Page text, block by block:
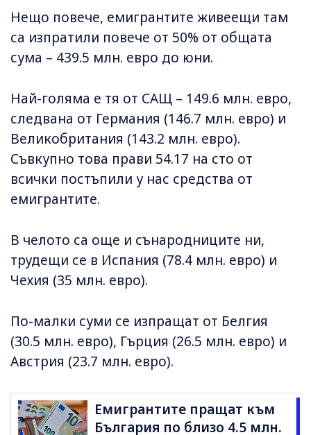
Нещо повече, емигрантите живеещи там
са изпратили повече от 50% от общата
сума – 439.5 млн. евро до юни.
Най-голяма е тя от САЩ – 149.6 млн. евро,
следвана от Германия (146.7 млн. евро) и
Великобритания (143.2 млн. евро).
Съвкупно това прави 54.17 на сто от
всички постъпили у нас средства от
емигрантите.
В челото са още и сънародниците ни,
трудещи се в Испания (78.4 млн. евро) и
Чехия (35 млн. евро).
По-малки суми се изпращат от Белгия
(30.5 млн. евро), Гърция (26.5 млн. евро) и
Австрия (23.7 млн. евро).
Емигрантите пращат към
България по близо 4.5 млн.